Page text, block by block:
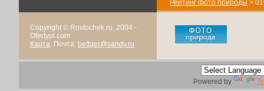
Рейтинг фото природы >
Copyright © Rostochek.ru, 2004 -
Ofertypl.com
Карта. Почта: bettger@sandy.ru
Powered by